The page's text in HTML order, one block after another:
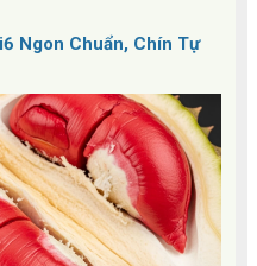
Ngon Chuẩn, Chín Tự